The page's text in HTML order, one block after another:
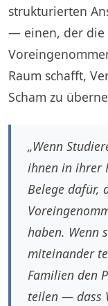
strukturierten
— einen, der die
Raum schafft,
Scham zu
„Wenn
ihnen in ihrer
Belege dafür,
haben. Wenn
miteinander
Familien den
teilen — dass